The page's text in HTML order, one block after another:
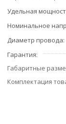
Удельная
Номинальное
Диаметр провода
Гарантия
Габаритные
Комплектация